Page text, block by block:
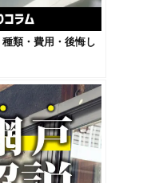
類・費用・後悔し